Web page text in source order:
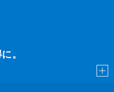
。